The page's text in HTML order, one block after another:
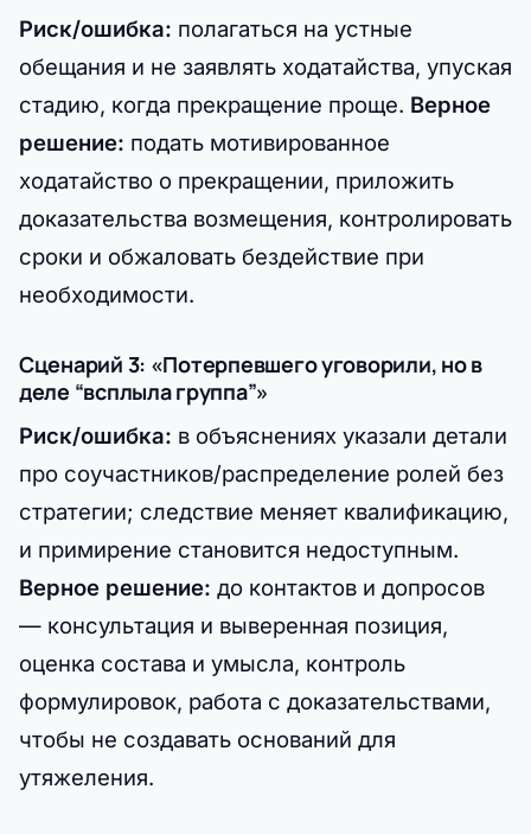
Риск/ошибка: полагаться на устные
обещания и не заявлять ходатайства, упуская
стадию, когда прекращение проще. Верное
решение: подать мотивированное
ходатайство о прекращении, приложить
доказательства возмещения, контролировать
сроки и обжаловать бездействие при
необходимости.
Сценарий 3: «Потерпевшего уговорили, но в
деле “всплыла группа”»
Риск/ошибка: в объяснениях указали детали
про соучастников/распределение ролей без
стратегии; следствие меняет квалификацию,
и примирение становится недоступным.
Верное решение: до контактов и допросов
— консультация и выверенная позиция,
оценка состава и умысла, контроль
формулировок, работа с доказательствами,
чтобы не создавать оснований для
утяжеления.